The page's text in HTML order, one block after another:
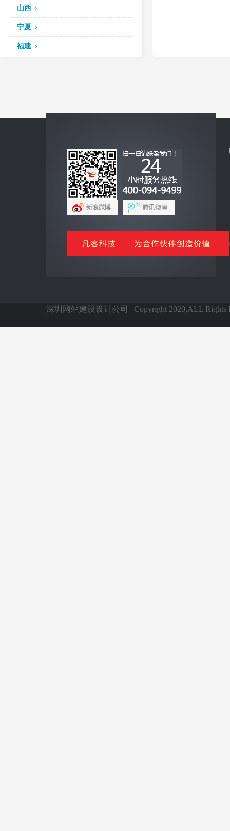
山西
宁夏
福建
互联网+
企业手机客户端
网上商城云平台
信息化基础产品
深圳网站建设设计公司 | Copyright 2020,ALL Rights